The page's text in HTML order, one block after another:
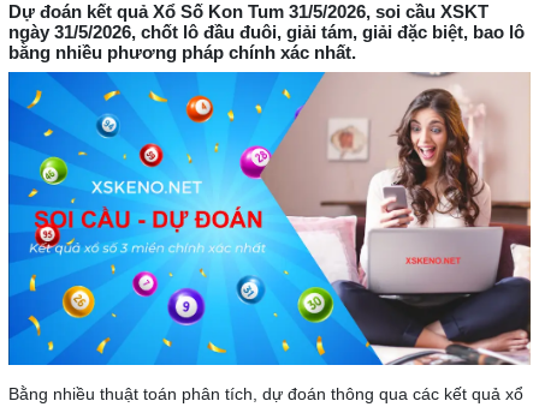
Dự đoán kết quả Xổ Số Kon Tum 31/5/2026, soi cầu XSKT
ngày 31/5/2026, chốt lô đầu đuôi, giải tám, giải đặc biệt, bao lô
bằng nhiều phương pháp chính xác nhất.
Bằng nhiều thuật toán phân tích, dự đoán thông qua các kết quả xổ